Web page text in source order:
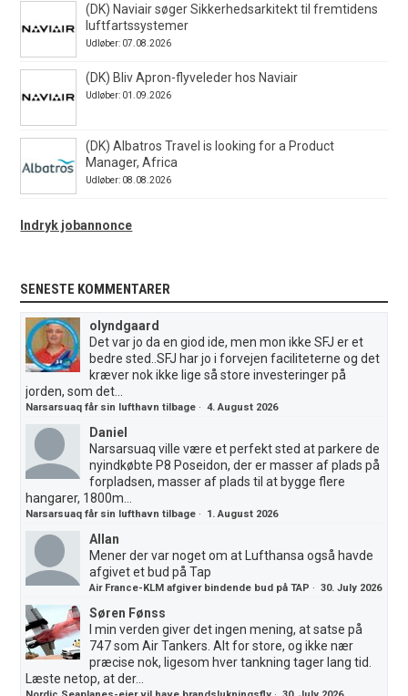
(DK) Naviair søger Sikkerhedsarkitekt til fremtidens
luftfartssystemer
Udløber: 07.08.2026
(DK) Bliv Apron-flyveleder hos Naviair
Udløber: 01.09.2026
(DK) Albatros Travel is looking for a Product
Manager, Africa
Udløber: 08.08.2026
Indryk jobannonce
SENESTE KOMMENTARER
olyndgaard
Det var jo da en giod ide, men mon ikke SFJ er et
bedre sted..SFJ har jo i forvejen faciliteterne og det
kræver nok ikke lige så store investeringer på
jorden, som det...
Narsarsuaq får sin lufthavn tilbage ·4. August 2026
Daniel
Narsarsuaq ville være et perfekt sted at parkere de
nyindkøbte P8 Poseidon, der er masser af plads på
forpladsen, masser af plads til at bygge flere
hangarer, 1800m...
Narsarsuaq får sin lufthavn tilbage · 1. August 2026
Allan
Mener der var noget om at Lufthansa også havde
afgivet et bud på Tap
Air France-KLM afgiver bindende bud på TAP ·30. July 2026
Søren Fønss
I min verden giver det ingen mening, at satse på
747 som Air Tankers. Alt for store, og ikke nær
præcise nok, ligesom hver tankning tager lang tid.
Læste netop, at der...